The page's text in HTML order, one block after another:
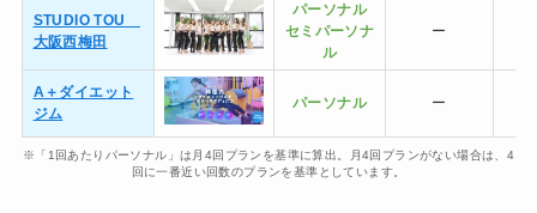
STUDIO TOU
大阪西梅田
パーソナル
セミ パーソナ
ル
ー
A＋ダイエット
ジム
パーソナル ー
※「1回あたりパーソナル」は月4回プランを基準に算出。月4回プランがない場合は、4
回に一番近い回数のプランを基準としています。